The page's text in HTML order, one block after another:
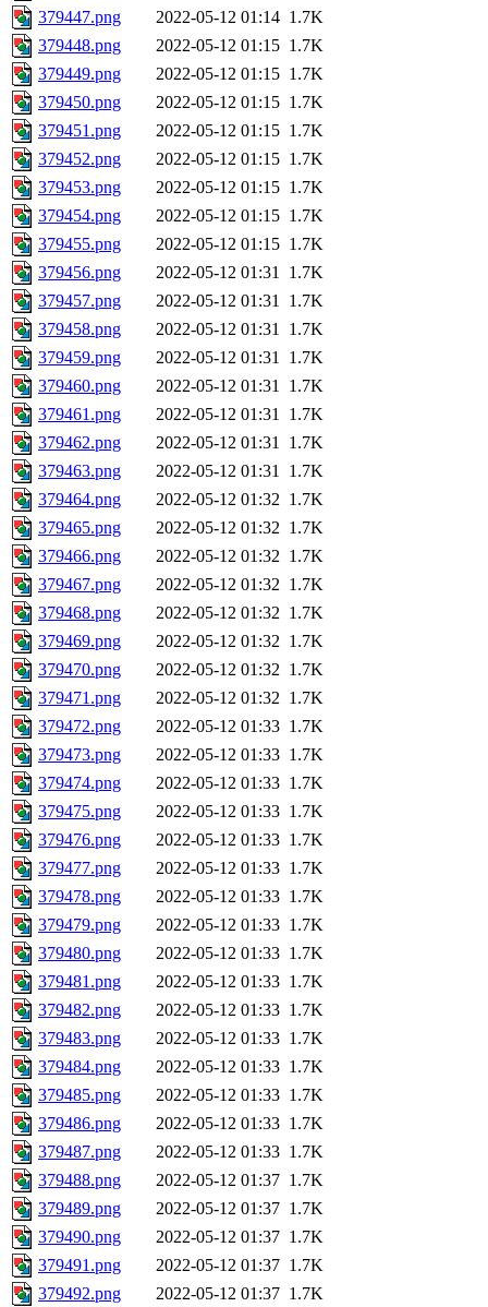
379447.png
2022-05-12 01:14 1.7K
379448.png
2022-05-12 01:15 1.7K
379449.png
2022-05-12 01:15 1.7K
379450.png
2022-05-12 01:15 1.7K
379451.png
2022-05-12 01:15 1.7K
379452.png
2022-05-12 01:15 1.7K
379453.png
2022-05-12 01:15 1.7K
379454.png
2022-05-12 01:15 1.7K
379455.png
2022-05-12 01:15 1.7K
379456.png
2022-05-12 01:31 1.7K
379457.png
2022-05-12 01:31 1.7K
379458.png
2022-05-12 01:31 1.7K
379459.png
2022-05-12 01:31 1.7K
379460.png
2022-05-12 01:31 1.7K
379461.png
2022-05-12 01:31 1.7K
379462.png
2022-05-12 01:31 1.7K
379463.png
2022-05-12 01:31 1.7K
379464.png
2022-05-12 01:32 1.7K
379465.png
2022-05-12 01:32 1.7K
379466.png
2022-05-12 01:32 1.7K
379467.png
2022-05-12 01:32 1.7K
379468.png
2022-05-12 01:32 1.7K
379469.png
2022-05-12 01:32 1.7K
379470.png
2022-05-12 01:32 1.7K
379471.png
2022-05-12 01:32 1.7K
379472.png
2022-05-12 01:33 1.7K
379473.png
2022-05-12 01:33 1.7K
379474.png
2022-05-12 01:33 1.7K
379475.png
2022-05-12 01:33 1.7K
379476.png
2022-05-12 01:33 1.7K
379477.png
2022-05-12 01:33 1.7K
379478.png
2022-05-12 01:33 1.7K
379479.png
2022-05-12 01:33 1.7K
379480.png
2022-05-12 01:33 1.7K
379481.png
2022-05-12 01:33 1.7K
379482.png
2022-05-12 01:33 1.7K
379483.png
2022-05-12 01:33 1.7K
379484.png
2022-05-12 01:33 1.7K
379485.png
2022-05-12 01:33 1.7K
379486.png
2022-05-12 01:33 1.7K
379487.png
2022-05-12 01:33 1.7K
379488.png
2022-05-12 01:37 1.7K
379489.png
2022-05-12 01:37 1.7K
379490.png
2022-05-12 01:37 1.7K
379491.png
2022-05-12 01:37 1.7K
379492.png
2022-05-12 01:37 1.7K